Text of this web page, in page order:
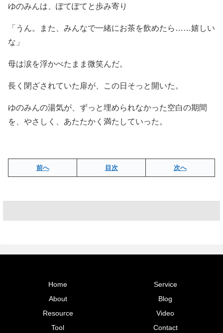
ゆのみんは、ぽてぽてと歩み寄り
「うん。また、みんなで一緒にお茶を飲めたら……嬉しい
な」
母は涙を浮かべたまま微笑んだ。
長く閉ざされていた扉が、この日そっと開いた。
ゆのみんの湯気が、ずっと埋められなかった空白の期間
を、やさしく、あたたかく満たしていった。
前へ 目次 次へ
Home
Service
About
Blog
Resource
Video
Tool
Contact